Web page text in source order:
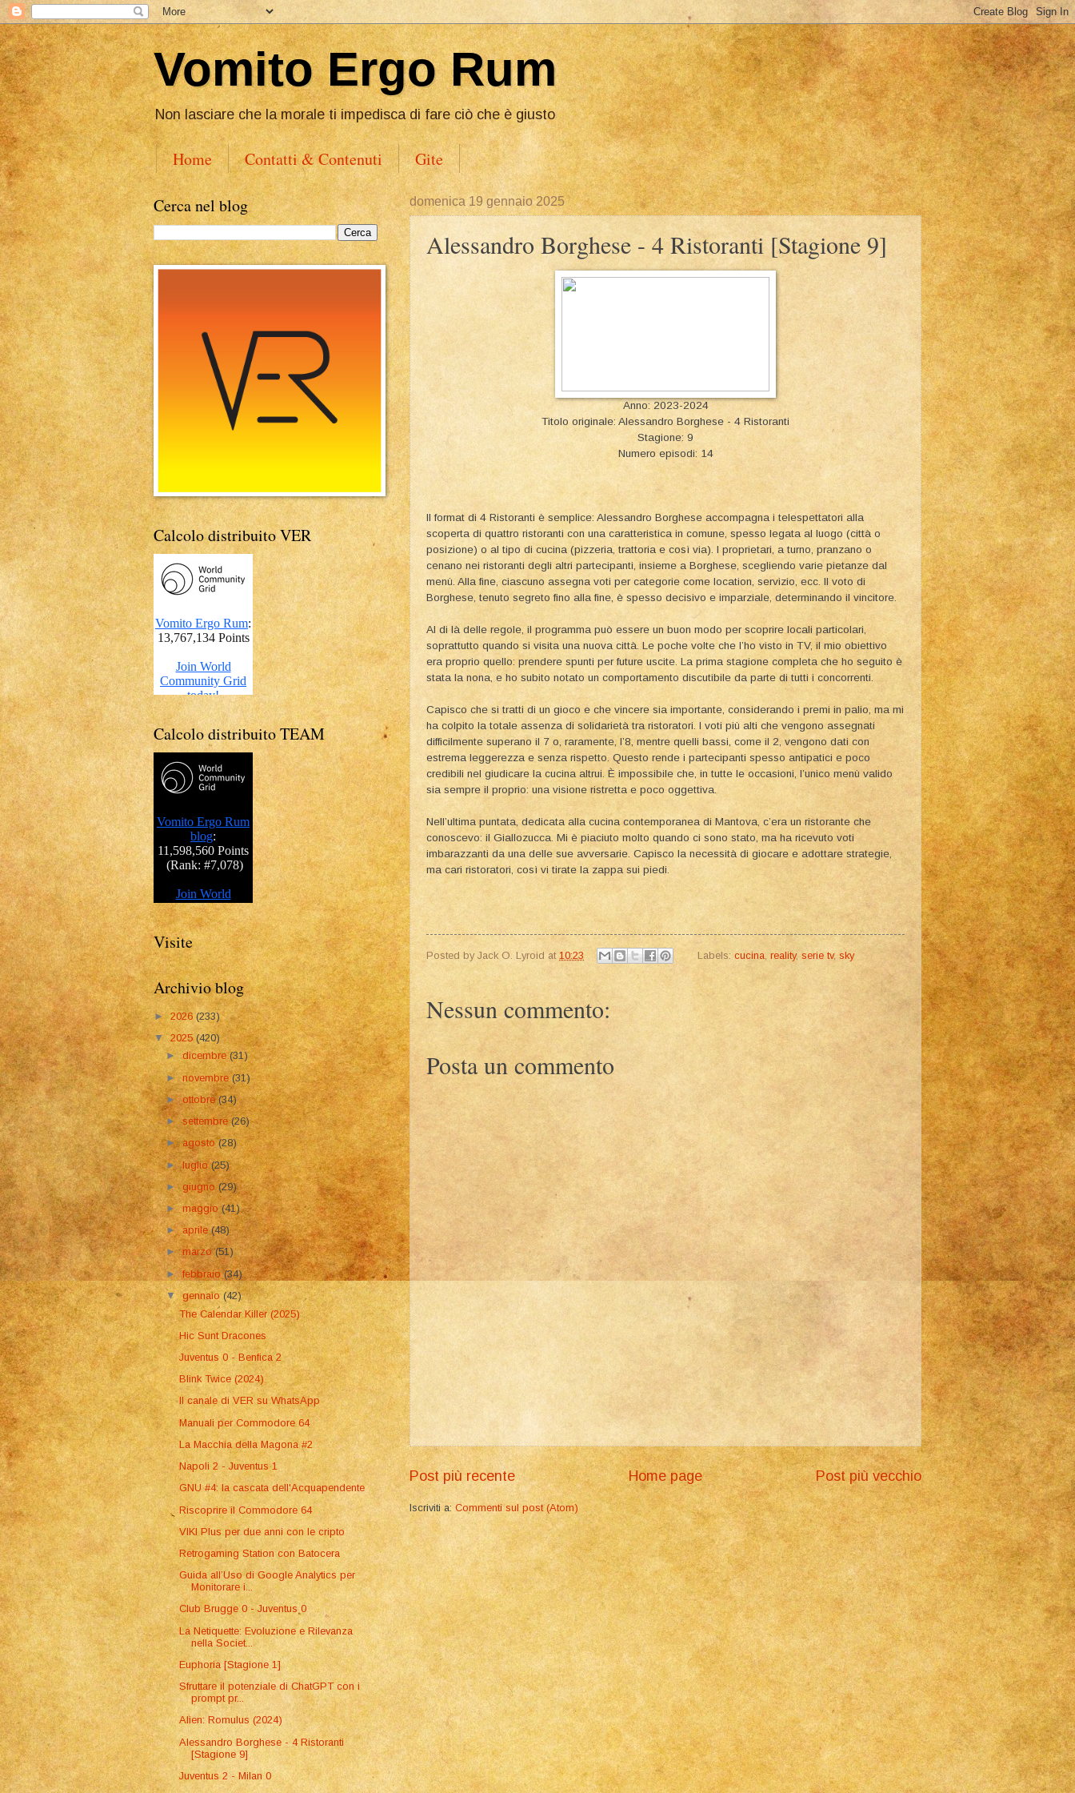
Vomito Ergo Rum
Non lasciare che la morale ti impedisca di fare ciò che è giusto
Home Contatti & Contenuti Gite
domenica 19 gennaio 2025
Alessandro Borghese - 4 Ristoranti [Stagione 9]
Anno: 2023-2024
Titolo originale: Alessandro Borghese - 4 Ristoranti
Stagione: 9
Numero episodi: 14
Il format di 4 Ristoranti è semplice: Alessandro Borghese accompagna i telespettatori alla
scoperta di quattro ristoranti con una caratteristica in comune, spesso legata al luogo (città o
posizione) o al tipo di cucina (pizzeria, trattoria e così via). I proprietari, a turno, pranzano o
cenano nei ristoranti degli altri partecipanti, insieme a Borghese, scegliendo varie pietanze dal
menù. Alla fine, ciascuno assegna voti per categorie come location, servizio, ecc. Il voto di
Borghese, tenuto segreto fino alla fine, è spesso decisivo e imparziale, determinando il vincitore.
Al di là delle regole, il programma può essere un buon modo per scoprire locali particolari,
soprattutto quando si visita una nuova città. Le poche volte che l’ho visto in TV, il mio obiettivo
era proprio quello: prendere spunti per future uscite. La prima stagione completa che ho seguito è
stata la nona, e ho subito notato un comportamento discutibile da parte di tutti i concorrenti.
Capisco che si tratti di un gioco e che vincere sia importante, considerando i premi in palio, ma mi
ha colpito la totale assenza di solidarietà tra ristoratori. I voti più alti che vengono assegnati
difficilmente superano il 7 o, raramente, l’8, mentre quelli bassi, come il 2, vengono dati con
estrema leggerezza e senza rispetto. Questo rende i partecipanti spesso antipatici e poco
credibili nel giudicare la cucina altrui. È impossibile che, in tutte le occasioni, l’unico menù valido
sia sempre il proprio: una visione ristretta e poco oggettiva.
Nell’ultima puntata, dedicata alla cucina contemporanea di Mantova, c’era un ristorante che
conoscevo: il Giallozucca. Mi è piaciuto molto quando ci sono stato, ma ha ricevuto voti
imbarazzanti da una delle sue avversarie. Capisco la necessità di giocare e adottare strategie,
ma cari ristoratori, così vi tirate la zappa sui piedi.
Posted by Jack O. Lyroid at 10:23 Labels: cucina reality, serie tv,sky
Nessun commento:
Posta un commento
Post più recente Post più vecchio
Home page
Iscriviti a: Commenti sul post (Atom)
Cerca nel blog
Calcolo distribuito VER
Calcolo distribuito TEAM
Visite
Archivio blog
► 2026(233)
▼2025(420)
►dicembre(31)
►novembre(31)
►ottobre(34)
►settembre(26)
►agosto(28)
►luglio(25)
►giugno(29)
►maggio(41)
►aprile(48)
►marzo(51)
►febbraio(34)
▼gennaio(42)
The Calendar Killer (2025)
Hic Sunt Dracones
Juventus 0 - Benfica 2
Blink Twice (2024)
Il canale di VER su WhatsApp
Manuali per Commodore 64
La Macchia della Magona #2
Napoli 2 - Juventus 1
GNU #4: la cascata dell'Acquapendente
Riscoprire il Commodore 64
VIKI Plus per due anni con le cripto
Retrogaming Station con Batocera
Guida all’Uso di Google Analytics per
Monitorare i...
Club Brugge 0 - Juventus 0
La Netiquette: Evoluzione e Rilevanza
nella Societ...
Euphoria [Stagione 1]
Sfruttare il potenziale di ChatGPT con i
prompt pr...
Alien: Romulus (2024)
Alessandro Borghese - 4 Ristoranti
[Stagione 9]
Juventus 2 - Milan 0